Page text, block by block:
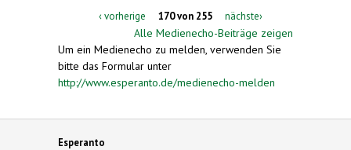
‹ vorherige 170 von 255 nächste›
Alle Medienecho-Beiträge zeigen
Um ein Medienecho zu melden, verwenden Sie
bitte das Formular unter
http://www.esperanto.de/medienecho-melden
Esperanto